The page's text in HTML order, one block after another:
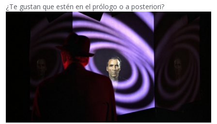
¿Te gustan que estén en el prólogo o a posteriori?